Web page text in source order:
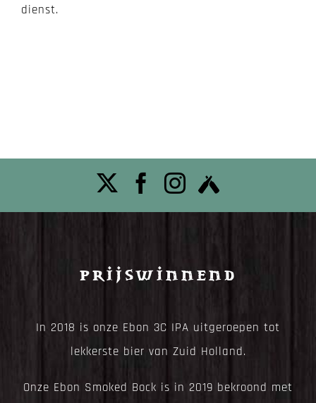
dienst.
Prijswinnend
In 2018 is onze Ebon 3C IPA uitgeroepen tot
lekkerste bier van Zuid Holland.
Onze Ebon Smoked Bock is in 2019 bekroond met